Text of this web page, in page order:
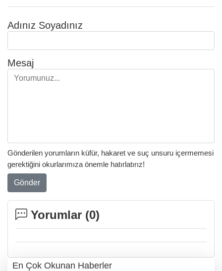
Adınız Soyadınız
Mesaj
Gönderilen yorumların küfür, hakaret ve suç unsuru içermemesi
gerektiğini okurlarımıza önemle hatırlatırız!
Gönder
Yorumlar (0)
En Çok Okunan Haberler